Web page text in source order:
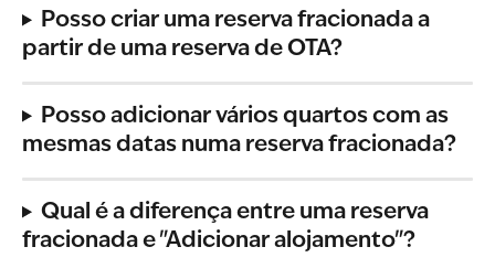
Posso criar uma reserva fracionada a
partir de uma reserva de OTA?
Posso adicionar vários quartos com as
mesmas datas numa reserva fracionada?
Qual é a diferença entre uma reserva
fracionada e "Adicionar alojamento"?